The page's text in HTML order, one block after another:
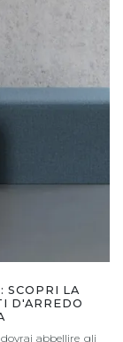
SCOPRI LA
D'ARREDO
abbellire gli